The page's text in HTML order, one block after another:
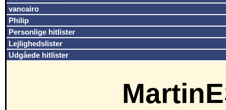
vancairo
Philip
Personlige hitlister
Lejlighedslister
Udgåede hitlister